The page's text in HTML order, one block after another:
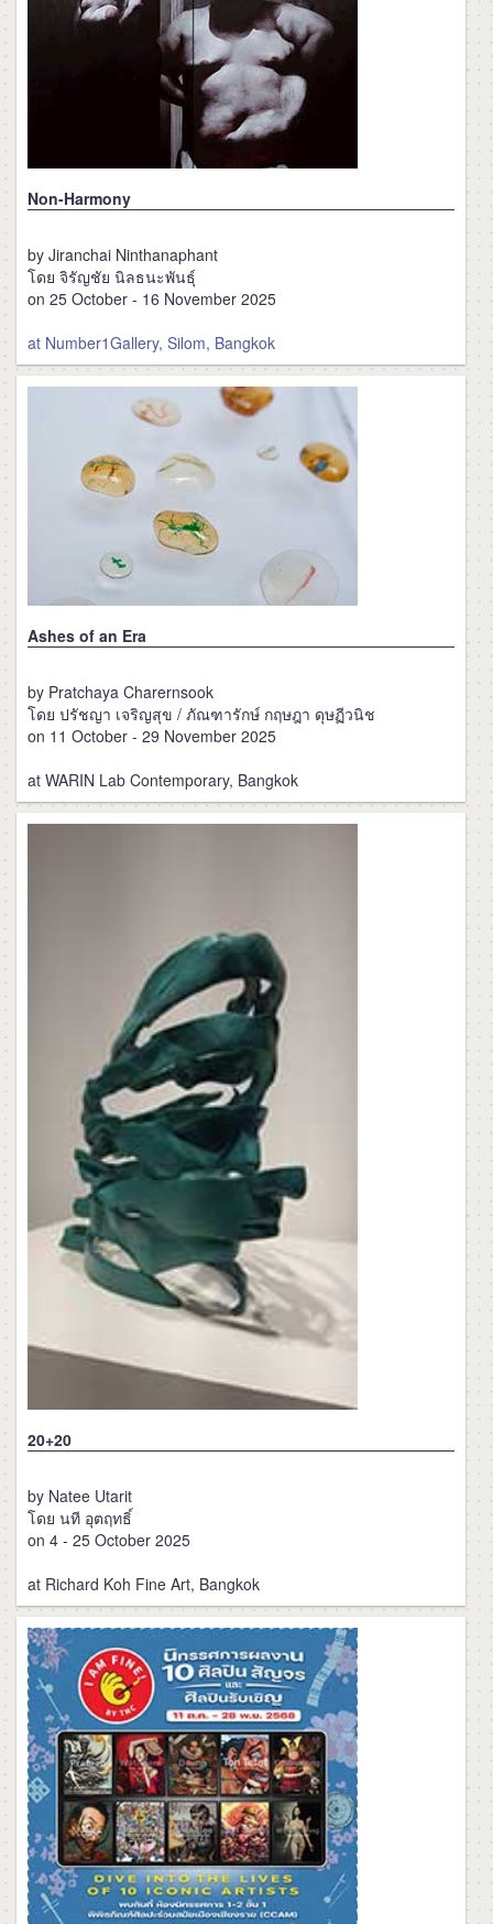
Non-Harmony
by Jiranchai Ninthanaphant
โดย จิรัญชัย นิลธนะพันธุ์
on 25 October - 16 November 2025
at Number1Gallery, Silom, Bangkok
Ashes of an Era
by Pratchaya Charernsook
โดย ปรัชญา เจริญสุข / ภัณฑารักษ์ กฤษฎา ดุษฏีวนิช
on 11 October - 29 November 2025
at WARIN Lab Contemporary, Bangkok
20+20
by Natee Utarit
โดย นที อุตฤทธิ์
on 4 - 25 October 2025
at Richard Koh Fine Art, Bangkok